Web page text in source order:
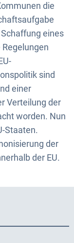
die
eines
sind
einer
Verteilung der
worden. Nun
Staaten.
der
der EU.